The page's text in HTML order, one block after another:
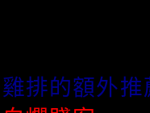
雞排的額外推